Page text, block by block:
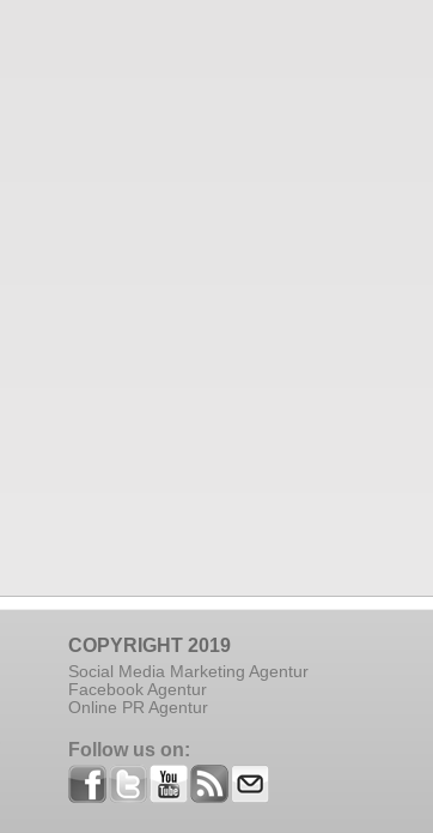
COPYRIGHT 2019
Social Media Marketing Agentur
Facebook Agentur
Online PR Agentur
Follow us on: